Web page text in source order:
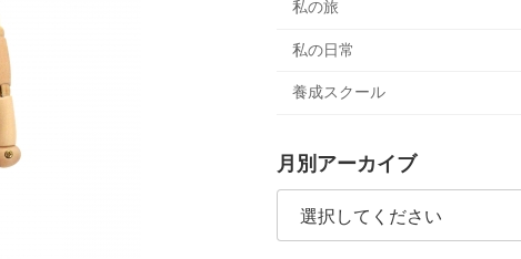
私の旅
私の日常
養成スクール
月別アーカイブ